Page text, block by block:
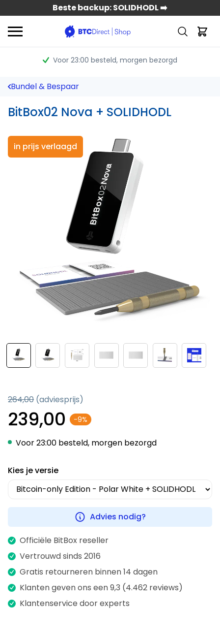
Beste backup: SOLIDHODL ➡️
Voor 23:00 besteld, morgen bezorgd
Bundel & Bespaar
BitBox02 Nova + SOLIDHODL
in prijs verlaagd
264,00 (adviesprijs)
239,00 -9%
Voor 23:00 besteld, morgen bezorgd
Kies je versie
Advies nodig?
Officiële BitBox reseller
Vertrouwd sinds 2016
Gratis retourneren binnen 14 dagen
Klanten geven ons een 9,3 (4.462 reviews)
Klantenservice door experts